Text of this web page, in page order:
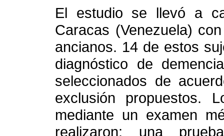
El estudio se llevó a
Caracas (Venezuela)
ancianos. 14 de estos
diagnóstico de
seleccionados de
exclusión propuestos.
mediante un examen
realizaron: una